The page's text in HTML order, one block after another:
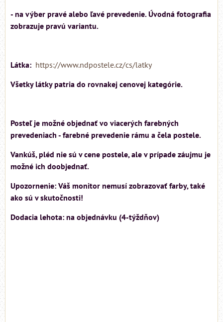
- na výber pravé alebo ľavé prevedenie. Úvodná fotografia
zobrazuje pravú variantu.
Látka: https://www.ndpostele.cz/cs/latky
Všetky látky patria do rovnakej cenovej kategórie.
Posteľ je možné objednať vo viacerých farebných
prevedeniach - farebné prevedenie rámu a čela postele.
Vankúš, pléd nie sú v cene postele, ale v prípade záujmu je
možné ich doobjednať.
Upozornenie: Váš monitor nemusí zobrazovať farby, také
ako sú v skutočnosti!
Dodacia lehota: na objednávku (4-týždňov)